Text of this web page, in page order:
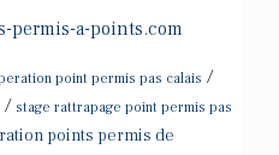
permis-a-points.com
point permis pas calais /
/ stage rattrapage point permis pas
points permis de